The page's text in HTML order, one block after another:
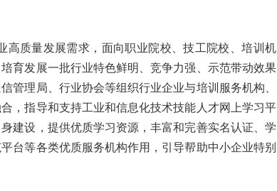
高质量发展需求，面向职业院校、技工院校、培训机
育发展一批行业特色鲜明、竞争力强、示范带动效果
管理局、行业协会等组织行业企业与培训服务机构、
，指导和支持工业和信息化技术技能人才网上学习平
建设，提供优质学习资源，丰富和完善实名认证、学
台等各类优质服务机构作用，引导帮助中小企业特别